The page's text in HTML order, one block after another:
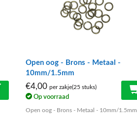
Open oog - Brons - Metaal -
10mm/1.5mm
€4,00per zakje(25 stuks)
Op voorraad
Open oog - Brons - Metaal - 10mm/1.5mm